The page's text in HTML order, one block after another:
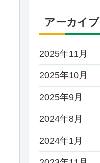
アーカイブ
2025年11月
2025年10月
2025年9月
2024年8月
2024年1月